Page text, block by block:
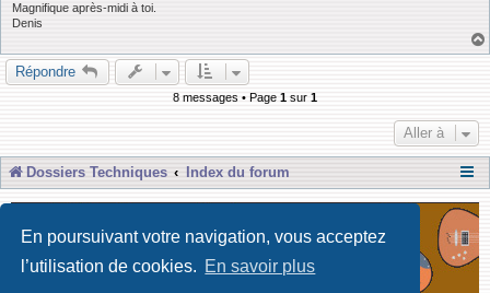
En poursuivant votre navigation, vous acceptez
l’utilisation de cookies. En savoir plus
g
e
Magnifique après-midi à toi.
Denis
Répondre
8 messages • Page 1 sur 1
Aller à
Dossiers Techniques Index du forum